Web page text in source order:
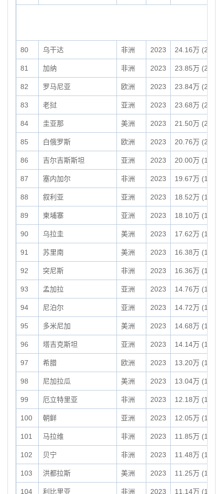
80 乌干达 非洲 2023 24.16万
81 加纳 非洲 2023 23.85万
82 罗马尼亚 欧洲 2023 23.84万
83 老挝 亚洲 2023 23.68万
84 圭亚那 美洲 2023 21.50万
85 白俄罗斯 欧洲 2023 20.76万
86 吉尔吉斯斯坦 亚洲 2023 20.00万
87 塞内加尔 非洲 2023 19.67万
88 叙利亚 亚洲 2023 18.52万
89 柬埔寨 亚洲 2023 18.10万
90 乌拉圭 美洲 2023 17.62万
91 苏里南 美洲 2023 16.38万
92 突尼斯 非洲 2023 16.36万
93 孟加拉 亚洲 2023 14.76万
94 尼泊尔 亚洲 2023 14.72万
95 多米尼加 美洲 2023 14.68万
96 塔吉克斯坦 亚洲 2023 14.14万
97 希腊 欧洲 2023 13.20万
98 尼加拉瓜 美洲 2023 13.04万
99 厄立特里亚 非洲 2023 12.18万
100 朝鲜 亚洲 2023 12.05万
101 马拉维 非洲 2023 11.85万
102 贝宁 非洲 2023 11.48万
103 洪都拉斯 美洲 2023 11.25万
104 利比里亚 非洲 2023 11.14万